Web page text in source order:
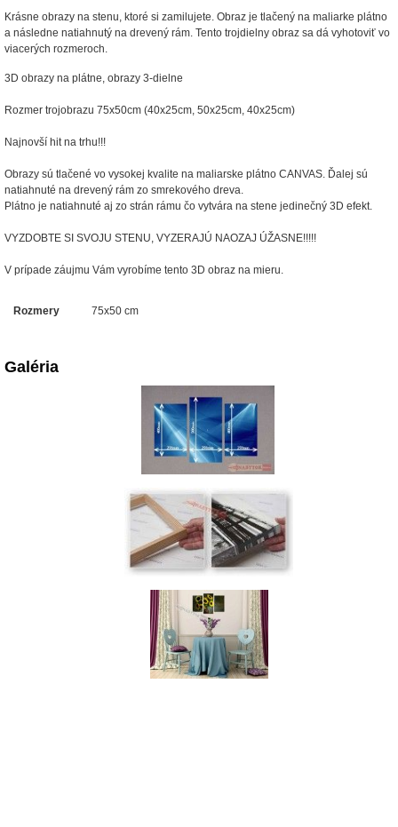
Krásne obrazy na stenu, ktoré si zamilujete. Obraz je tlačený na maliarke plátno
a následne natiahnutý na drevený rám. Tento trojdielny obraz sa dá vyhotoviť vo
viacerých rozmeroch.
3D obrazy na plátne, obrazy 3-dielne
Rozmer trojobrazu 75x50cm (40x25cm, 50x25cm, 40x25cm)
Najnovší hit na trhu!!!
Obrazy sú tlačené vo vysokej kvalite na maliarske plátno CANVAS. Ďalej sú
natiahnuté na drevený rám zo smrekového dreva.
Plátno je natiahnuté aj zo strán rámu čo vytvára na stene jedinečný 3D efekt.
VYZDOBTE SI SVOJU STENU, VYZERAJÚ NAOZAJ ÚŽASNE!!!!!
V prípade záujmu Vám vyrobíme tento 3D obraz na mieru.
Rozmery 75x50 cm
Galéria